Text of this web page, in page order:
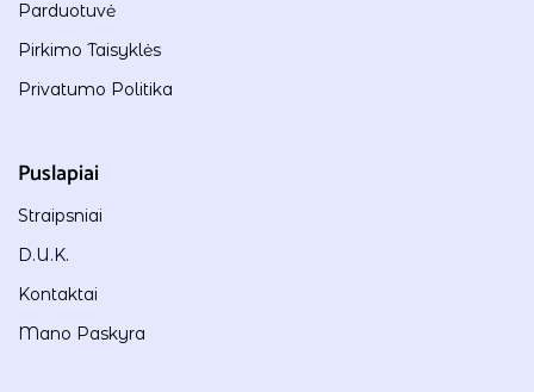
Parduotuvė
Pirkimo Taisyklės
Privatumo Politika
Puslapiai
Straipsniai
D.U.K.
Kontaktai
Mano Paskyra